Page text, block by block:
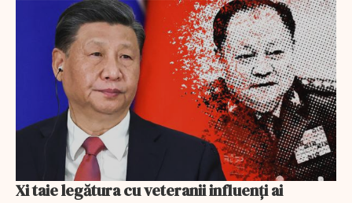
Xi taie legătura cu veteranii influenți ai